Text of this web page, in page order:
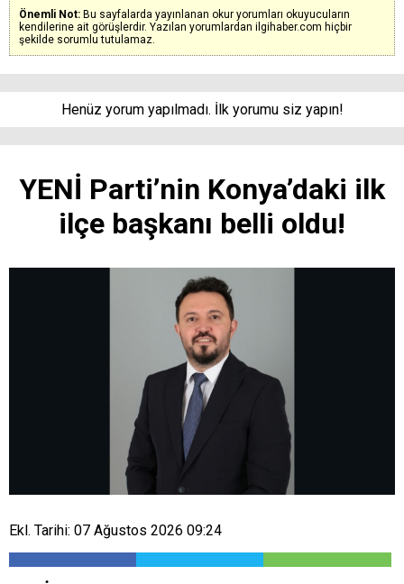
Önemli Not: Bu sayfalarda yayınlanan okur yorumları okuyucuların
kendilerine ait görüşlerdir. Yazılan yorumlardan ilgihaber.com hiçbir
şekilde sorumlu tutulamaz.
Henüz yorum yapılmadı. İlk yorumu siz yapın!
YENİ Parti’nin Konya’daki ilk
ilçe başkanı belli oldu!
Ekl. Tarihi: 07 Ağustos 2026 09:24